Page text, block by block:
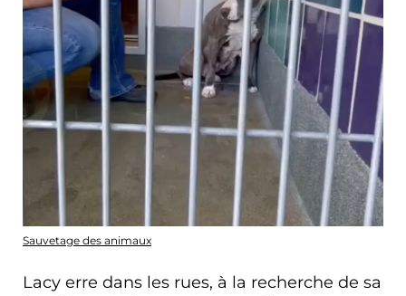
Sauvetage des animaux
Lacy erre dans les rues, à la recherche de sa